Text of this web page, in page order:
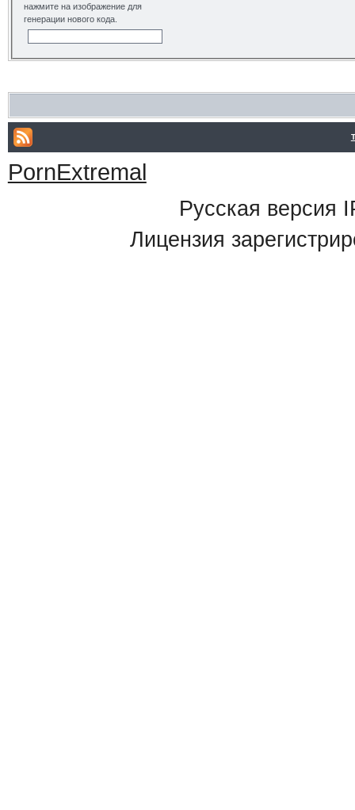
нажмите на изображение для
генерации нового кода.
PornExtremal
Русская версия
Лицензия